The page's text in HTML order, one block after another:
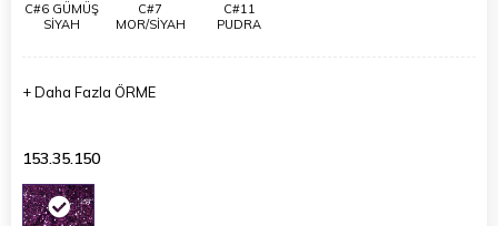
C#6 GÜMÜŞ
SİYAH
C#7
MOR/SİYAH
C#11
PUDRA
+Daha Fazla ÖRME
153.35.150